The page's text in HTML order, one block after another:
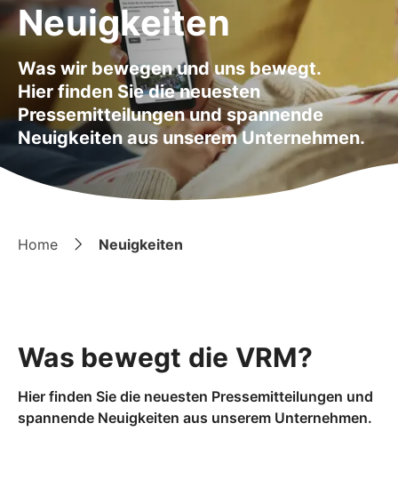
Neuigkeiten
Was wir bewegen und uns bewegt.
Hier finden Sie die neuesten
Pressemitteilungen und spannende
Neuigkeiten aus unserem Unternehmen.
Home Neuigkeiten
Was bewegt die VRM?
Hier finden Sie die neuesten Pressemitteilungen und
spannende Neuigkeiten aus unserem Unternehmen.